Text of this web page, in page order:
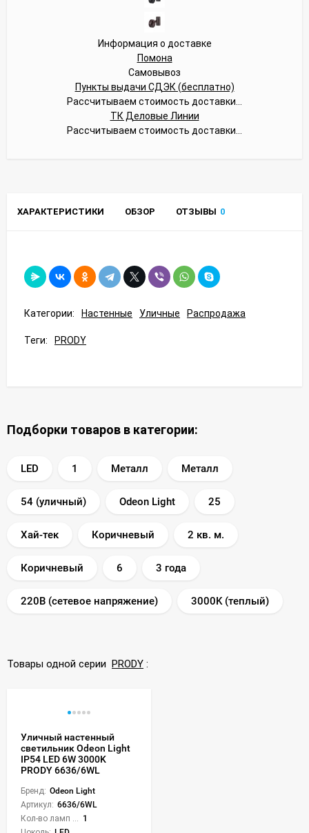
Информация о доставке
Помона
Самовывоз
Пункты выдачи СДЭК (бесплатно)
Рассчитываем стоимость доставки...
ТК Деловые Линии
Рассчитываем стоимость доставки...
ХАРАКТЕРИСТИКИ ОБЗОР ОТЗЫВЫ 0
Категории: Настенные Уличные Распродажа
Теги: PRODY
Подборки товаров в категории:
LED 1 Металл Металл
54 (уличный) Odeon Light 25
Хай-тек Коричневый 2 кв. м.
Коричневый 6 3 года
220В (сетевое напряжение) 3000K (теплый)
Товары одной серии PRODY :
Уличный настенный
светильник Odeon Light
IP54 LED 6W 3000K
PRODY 6636/6WL
Бренд: Odeon Light
Артикул: 6636/6WL
1